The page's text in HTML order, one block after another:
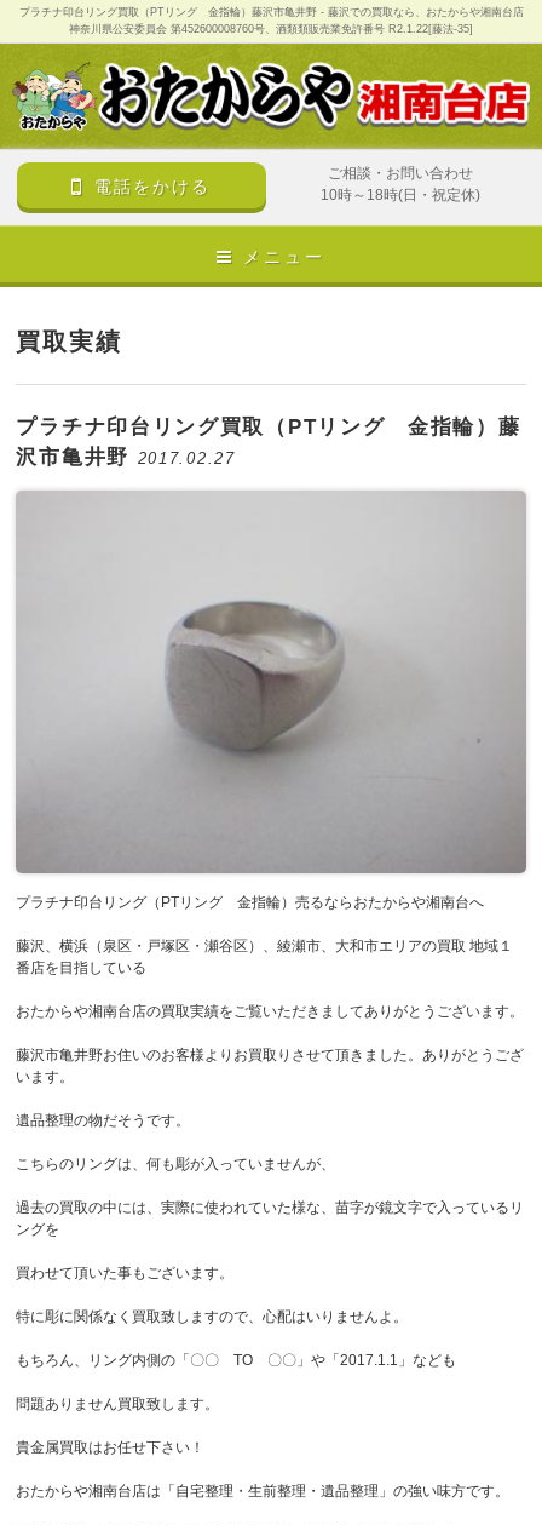
プラチナ印台リング買取（PTリング 金指輪）藤沢市亀井野 - 藤沢での買取なら、おたからや湘南台店
神奈川県公安委員会 第452600008760号、酒類類販売業免許番号 R2.1.22[藤法-35]
電話をかける
ご相談・お問い合わせ
10時～18時(日・祝定休)
メニュー
買取実績
プラチナ印台リング買取（PTリング 金指輪）藤
沢市亀井野 2017.02.27
プラチナ印台リング（PTリング 金指輪）売るならおたからや湘南台へ
藤沢、横浜（泉区・戸塚区・瀬谷区）、綾瀬市、大和市エリアの買取 地域１
番店を目指している
おたからや湘南台店の買取実績をご覧いただきましてありがとうございます。
藤沢市亀井野お住いのお客様よりお買取りさせて頂きました。ありがとうござ
います。
遺品整理の物だそうです。
こちらのリングは、何も彫が入っていませんが、
過去の買取の中には、実際に使われていた様な、苗字が鏡文字で入っているリ
ングを
買わせて頂いた事もございます。
特に彫に関係なく買取致しますので、心配はいりませんよ。
もちろん、リング内側の「〇〇 TO 〇〇」や「2017.1.1」なども
問題ありません買取致します。
貴金属買取はお任せ下さい！
おたからや湘南台店は「自宅整理・生前整理・遺品整理」の強い味方です。